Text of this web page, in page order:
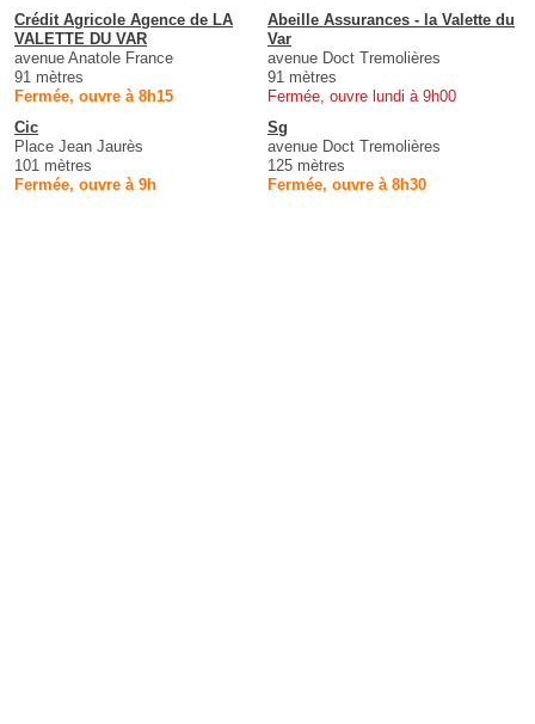
Crédit Agricole Agence de LA
VALETTE DU VAR
avenue Anatole France
91 mètres
Fermée, ouvre à 8h15
Abeille Assurances - la Valette du
Var
avenue Doct Tremolières
91 mètres
Fermée, ouvre lundi à 9h00
Cic
Place Jean Jaurès
101 mètres
Fermée, ouvre à 9h
Sg
avenue Doct Tremolières
125 mètres
Fermée, ouvre à 8h30